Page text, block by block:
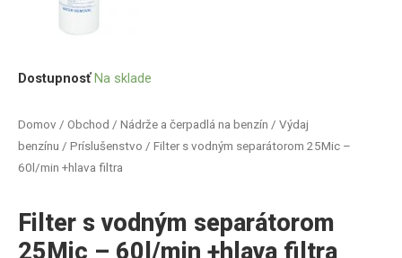
Domov / Obchod / Nádrže a čerpadlá na benzín / Výdaj
benzínu / Príslušenstvo / Filter s vodným separátorom 25Mic –
60l/min +hlava filtra
Filter s vodným separátorom
25Mic – 60l/min +hlava filtra
Dostupnosť Na sklade